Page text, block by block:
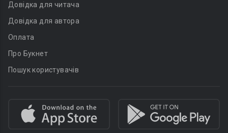
Довідка для читача
Довідка для автора
Оплата
Про Букнет
Пошук користувачів